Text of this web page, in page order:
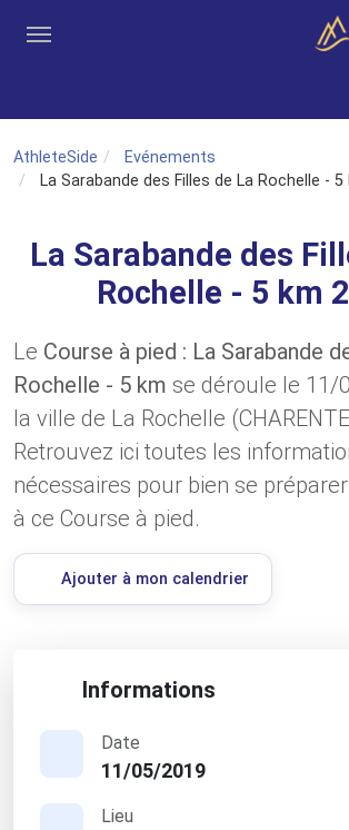
AthleteSide
Evénements
La Sarabande des Filles de La Rochelle - 5
La Sarabande des
Rochelle - 5 km
Le Course à pied : La Sarabande
Rochelle - 5 km se déroule le 11/
la ville de La Rochelle
Retrouvez ici toutes les
nécessaires pour bien se
à ce Course à pied.
Ajouter à mon calendrier
Informations
Date
11/05/2019
Lieu